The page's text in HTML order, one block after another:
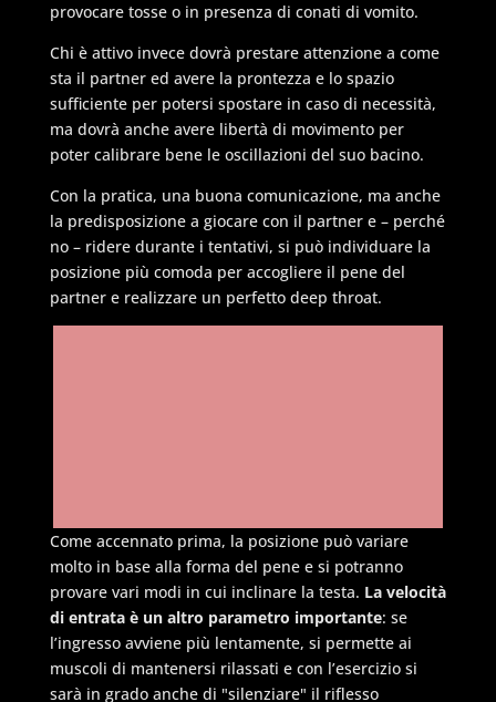
provocare tosse o in presenza di conati di vomito.
Chi è attivo invece dovrà prestare attenzione a come
sta il partner ed avere la prontezza e lo spazio
sufficiente per potersi spostare in caso di necessità,
ma dovrà anche avere libertà di movimento per
poter calibrare bene le oscillazioni del suo bacino.
Con la pratica, una buona comunicazione, ma anche
la predisposizione a giocare con il partner e – perché
no – ridere durante i tentativi, si può individuare la
posizione più comoda per accogliere il pene del
partner e realizzare un perfetto deep throat.
Come accennato prima, la posizione può variare
molto in base alla forma del pene e si potranno
provare vari modi in cui inclinare la testa. La velocità
di entrata è un altro parametro importante: se
l’ingresso avviene più lentamente, si permette ai
muscoli di mantenersi rilassati e con l’esercizio si
sarà in grado anche di "silenziare" il riflesso